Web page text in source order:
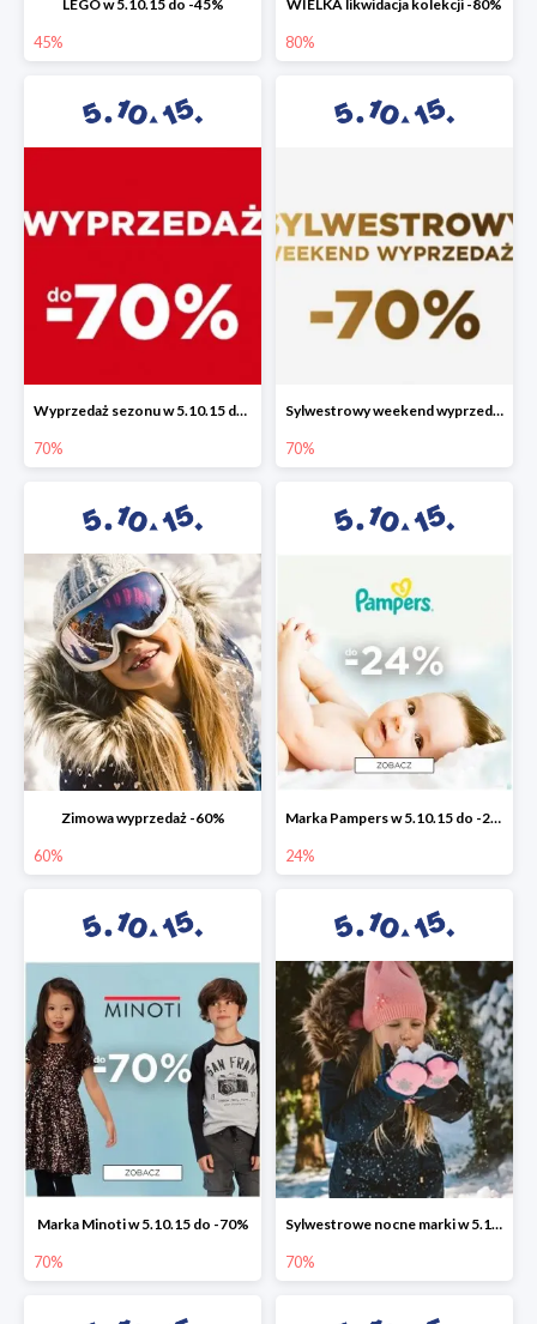
LEGO w 5.10.15 do -45%
45%
WIELKA likwidacja kolekcji -80%
80%
Wyprzedaż sezonu w 5.10.15 do -70%
70%
Sylwestrowy weekend wyprzedaży do -70%
70%
Zimowa wyprzedaż -60%
60%
Marka Pampers w 5.10.15 do -24%
24%
Marka Minoti w 5.10.15 do -70%
70%
Sylwestrowe nocne marki w 5.10.15 do -70%
70%